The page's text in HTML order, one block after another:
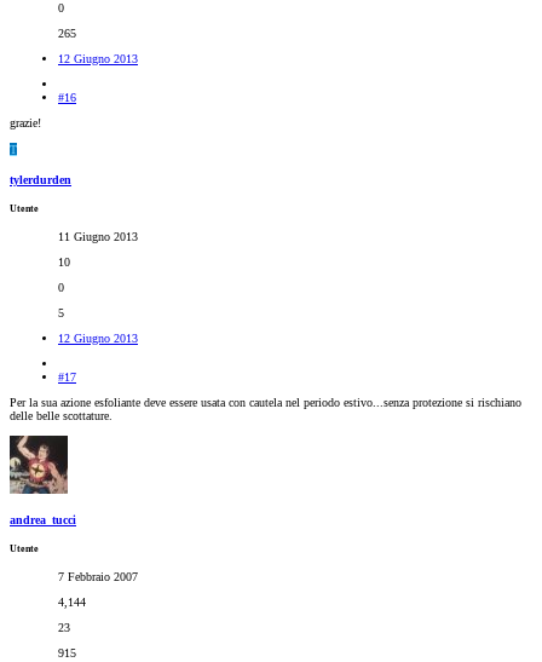
0
265
12 Giugno 2013
#16
grazie!
T
tylerdurden
Utente
11 Giugno 2013
10
0
5
12 Giugno 2013
#17
Per la sua azione esfoliante deve essere usata con cautela nel periodo estivo...senza protezione si rischiano
delle belle scottature.
andrea_tucci
Utente
7 Febbraio 2007
4,144
23
915